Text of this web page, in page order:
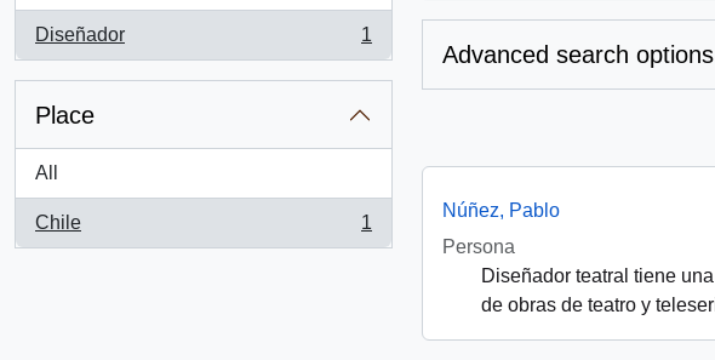
Diseñador
, 1 results
1
Place
All
Chile
, 1 results
1
Advanced search options
Núñez, Pablo
Persona
Diseñador teatral tiene
de obras de teatro y